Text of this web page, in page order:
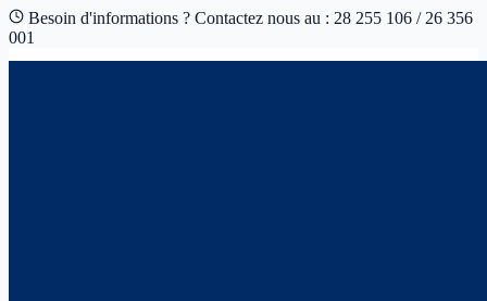
Besoin d'informations ? Contactez nous au : 28 255 106 / 26 356
001